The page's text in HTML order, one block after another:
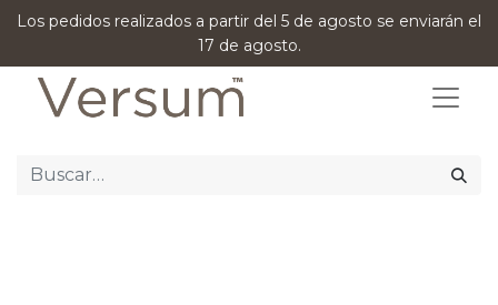
Los pedidos realizados a partir del 5 de agosto se enviarán el
17 de agosto.